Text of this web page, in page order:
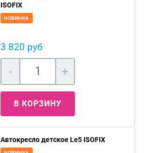
ISOFIX
НОВИНКА
3 820 руб
- +
В КОРЗИНУ
Автокресло детское Le5 ISOFIX